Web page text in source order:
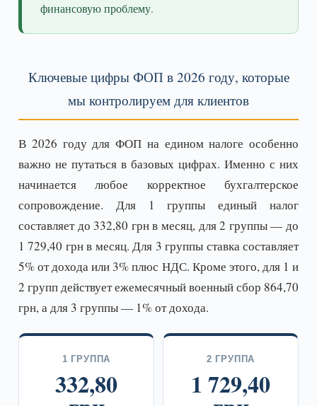
финансовую проблему.
Ключевые цифры ФОП в 2026 году, которые
мы контролируем для клиентов
В 2026 году для ФОП на едином налоге особенно
важно не путаться в базовых цифрах. Именно с них
начинается любое корректное бухгалтерское
сопровождение. Для 1 группы единый налог
составляет до 332,80 грн в месяц, для 2 группы — до
1 729,40 грн в месяц. Для 3 группы ставка составляет
5% от дохода или 3% плюс НДС. Кроме этого, для 1 и
2 групп действует ежемесячный военный сбор 864,70
грн, а для 3 группы — 1% от дохода.
1 ГРУППА
332,80
2 ГРУППА
1 729,40